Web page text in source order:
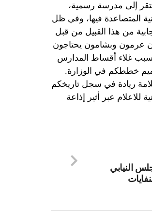
إلى مدرسة رسمية،
المتصاعدة فيها، وفي ظل
من هذا القبيل من قبل
عرمون وبشامون يحتاجون
بسبب غلاء أقساط المدارس
خططكم في الوزارة.
ريادة في سجل تاريخكم
عبر أثير إذاعة
النيابي